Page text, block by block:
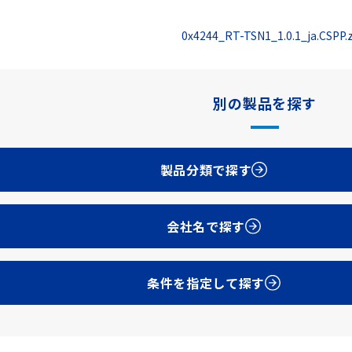
0x4244_RT-
別の製品を探す
製品分類で探す
会社名で探す
条件を指定して探す